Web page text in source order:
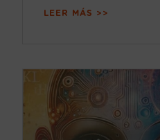
LEER MÁS >>